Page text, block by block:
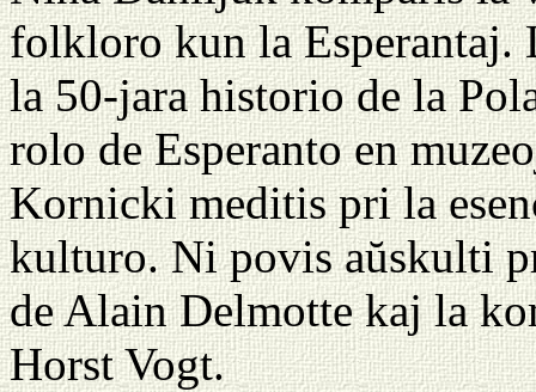
folkloro kun la Esperantaj.
la 50-jara historio de la
rolo de Esperanto en
Kornicki meditis pri la
kulturo. Ni povis aŭskulti
de Alain Delmotte kaj la
Horst Vogt.